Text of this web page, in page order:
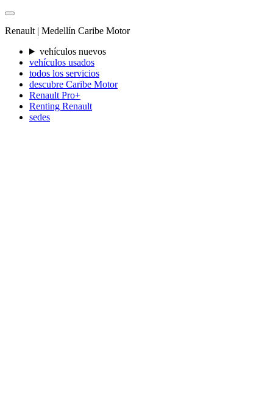
Renault | Medellín Caribe Motor
vehículos nuevos
vehículos usados
todos los servicios
descubre Caribe Motor
Renault Pro+
Renting Renault
sedes